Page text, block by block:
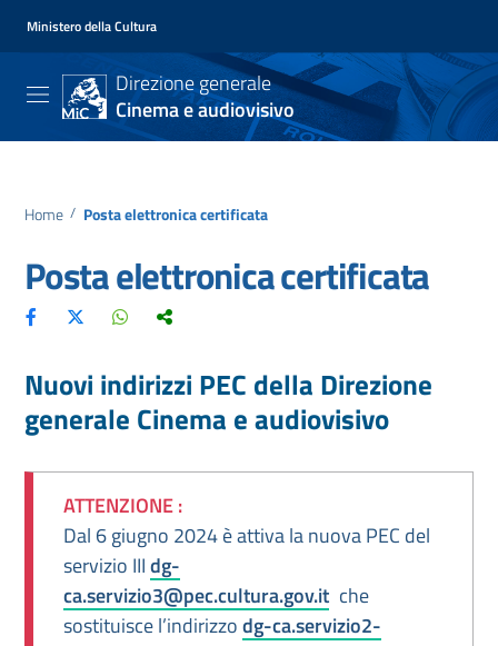
Ministero della Cultura
Direzione generale
Cinema e audiovisivo
Home / Posta elettronica certificata
Posta elettronica certificata
Nuovi indirizzi PEC della Direzione
generale Cinema e audiovisivo
ATTENZIONE :
Dal 6 giugno 2024 è attiva la nuova PEC del
servizio IIIdg-
ca.servizio3@pec.cultura.gov.it che
sostituisce l’indirizzodg-ca.servizio2-